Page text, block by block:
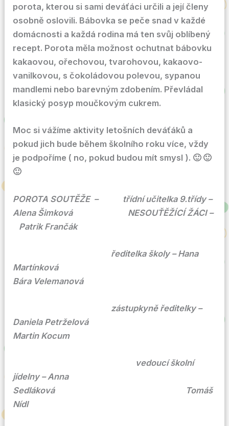
porota, kterou si sami deváťáci určili a její členy
osobně oslovili. Bábovka se peče snad v každé
domácnosti a každá rodina má ten svůj oblíbený
recept. Porota měla možnost ochutnat bábovku
kakaovou, ořechovou, tvarohovou, kakaovo-
vanilkovou, s čokoládovou polevou, sypanou
mandlemi nebo barevným zdobením. Převládal
klasický posyp moučkovým cukrem.
Moc si vážíme aktivity letošních deváťáků a
pokud jich bude během školního roku více, vždy
je podpoříme ( no, pokud budou mít smysl ). 🙂 🙂
🙂
POROTA SOUTĚŽE – třídní učitelka 9.třídy –
Alena Šimková NESOUŤĚŽÍCÍ ŽÁCI –
Patrik Frančák
ředitelka školy – Hana
Martínková
Bára Velemanová
zástupkyně ředitelky –
Daniela Petrželová
Martin Kocum
vedoucí školní
jídelny – Anna
Sedláková Tomáš
Nídl